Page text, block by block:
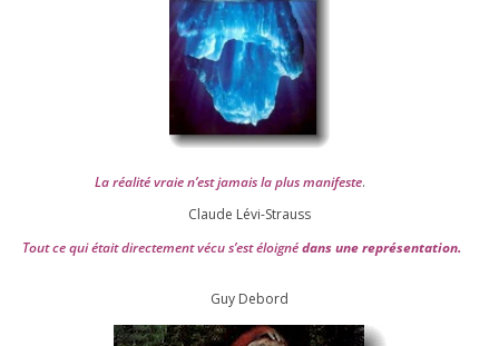
La réa­lité vraie n’est jamais la plus mani­feste.
Claude Lévi-Strauss
Tout ce qui était direc­te­ment vécu s’est éloi­gnédans une repré­sen­ta­tion.
Guy Debord